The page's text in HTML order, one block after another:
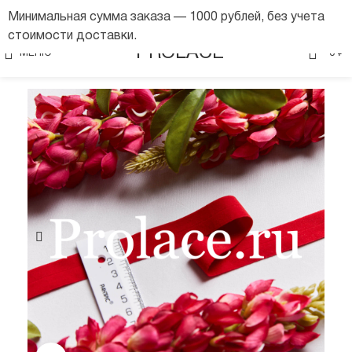
МЕНЮ PROLACE 0 ₽
Минимальная сумма заказа — 1000 рублей, без учета
стоимости доставки.